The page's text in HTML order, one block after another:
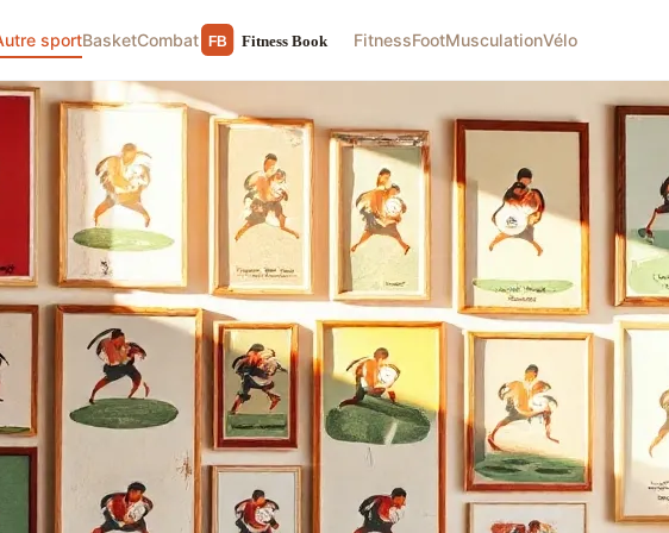
sportBasketCombat FitnessFootMusculationVélo